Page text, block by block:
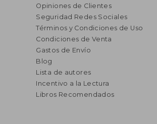
Opiniones de Clientes
Seguridad Redes Sociales
Términos y Condiciones de Uso
Condiciones de Venta
Gastos de Envío
Blog
Lista de autores
Incentivo a la Lectura
Libros Recomendados